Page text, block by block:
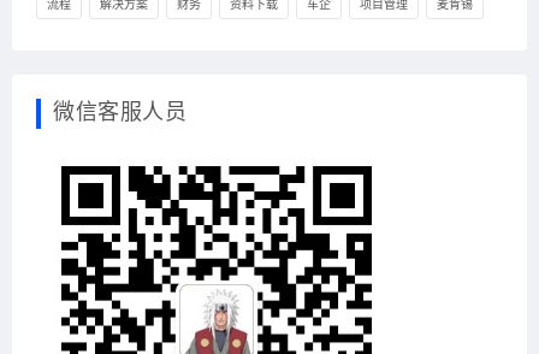
流程 解决方案 财务 资料下载 车企 项目管理 麦肯锡
微信客服人员